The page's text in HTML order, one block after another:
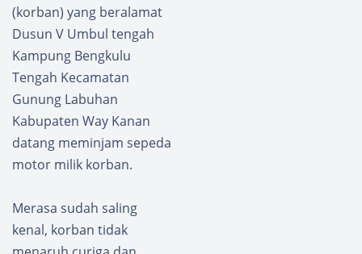
(korban) yang beralamat
Dusun V Umbul tengah
Kampung Bengkulu
Tengah Kecamatan
Gunung Labuhan
Kabupaten Way Kanan
datang meminjam sepeda
motor milik korban.
Merasa sudah saling
kenal, korban tidak